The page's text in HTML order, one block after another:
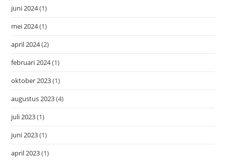
juni 2024(1)
mei 2024(1)
april 2024(2)
februari 2024(1)
oktober 2023(1)
augustus 2023(4)
juli 2023(1)
juni 2023(1)
april 2023(1)